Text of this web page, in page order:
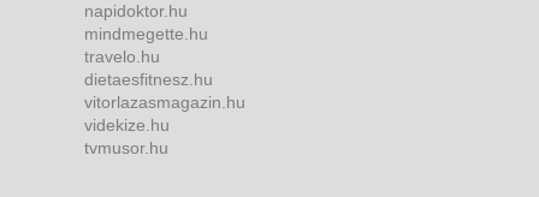
napidoktor.hu
mindmegette.hu
travelo.hu
dietaesfitnesz.hu
vitorlazasmagazin.hu
videkize.hu
tvmusor.hu